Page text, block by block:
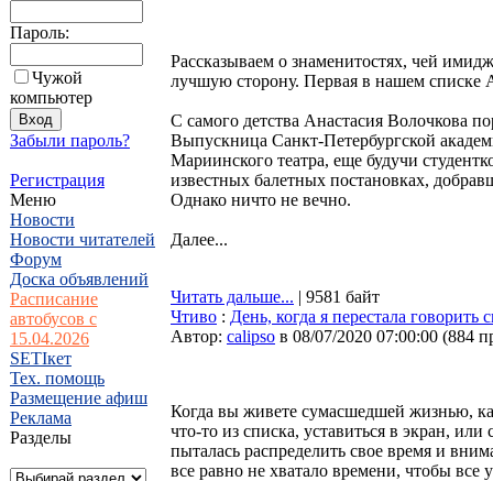
Пароль:
Чужой
компьютер
Забыли пароль?
Регистрация
Меню
Новости
Новости читателей
Форум
Доска объявлений
Расписание
автобусов с
15.04.2026
SETIкет
Тех. помощь
Размещение афиш
Реклама
Разделы
Рассказываем о знаменитостях, чей
лучшую сторону. Первая в нашем списке
С самого детства Анастасия Волочкова
Выпускница Санкт-Петербургской
Мариинского театра, еще будучи
известных балетных постановках,
Однако ничто не вечно.
Далее...
Читать дальше... | 9581 байт
Чтиво : День, когда я перестала говорить
Автор: calipso в 08/07/2020 07:00:00 (884
Когда вы живете сумасшедшей жизнью,
что-то из списка, уставиться в экран,
пыталась распределить свое время и
все равно не хватало времени, чтобы все